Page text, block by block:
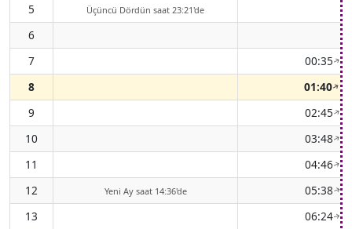
5
Üçüncü Dördün saat 23:21'de
6
-
7
00:35↑
8 01:40↑
9 02:45↑
10 03:48↑
11 04:46↑
12 Yeni Ay saat 14:36'de 05:38↑
13 06:24↑